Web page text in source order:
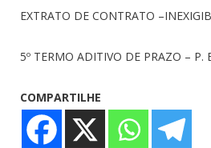
EXTRATO DE CONTRATO
5º TERMO ADITIVO DE PRAZO – P.
COMPARTILHE